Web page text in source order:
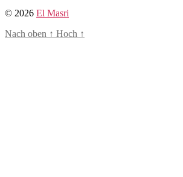
© 2026 El Masri
Nach oben ↑ Hoch ↑